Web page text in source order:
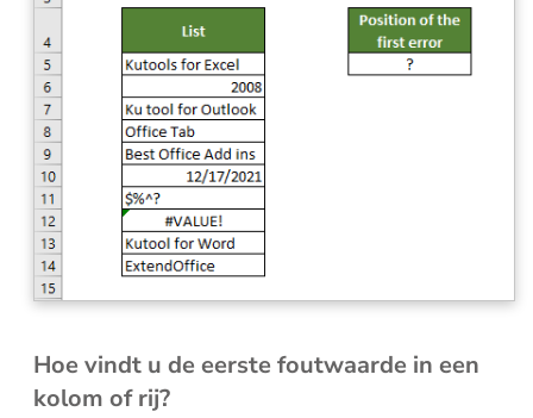
Hoe vindt u de eerste foutwaarde in een
kolom of rij?